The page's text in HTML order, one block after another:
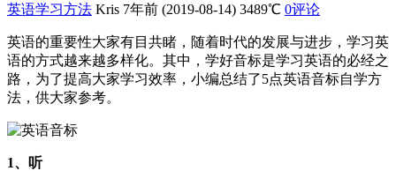
英语学习方法 Kris 7年前 (2019-08-14) 3489℃ 0评论
英语的重要性大家有目共睹，随着时代的发展与进步，学习英
语的方式越来越多样化。其中，学好音标是学习英语的必经之
路，为了提高大家学习效率，小编总结了5点英语音标自学方
法，供大家参考。
1、听